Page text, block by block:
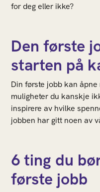
for deg eller ikke?
Den første
starten på
Din første jobb kan
muligheter du kanskje
inspirere av hvilke
jobben har gitt noen av
6 ting du
første jobb